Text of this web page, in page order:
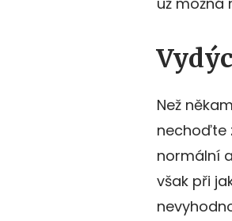
Než
nechoďte
normální
však při